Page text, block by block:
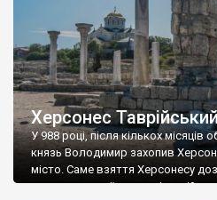
Херсонес
У 988 році, після кількох місяців
князь Володимир захопив
місто. Саме взяття Херсонесу
диктувати свої умови